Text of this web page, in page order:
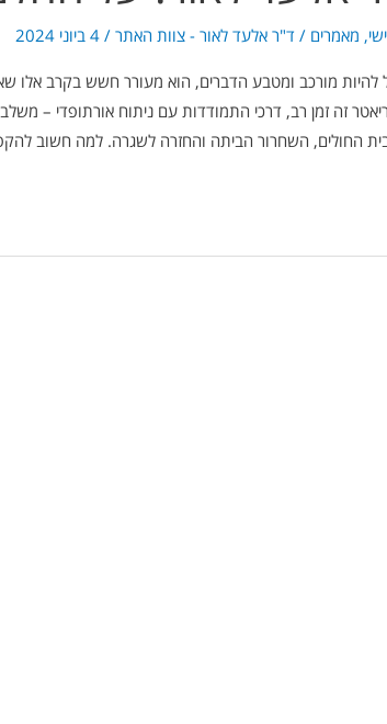
, מאמרים / ד"ר אלעד לאור - צוות האתר / 4 ביוני 2024
להיות מורכב ומטבע הדברים, הוא מעורר חשש בקרב אלו
זה זמן רב, דרכי התמודדות עם ניתוח אורתופדי –
החולים, השחרור הביתה והחזרה לשגרה. למה חשוב